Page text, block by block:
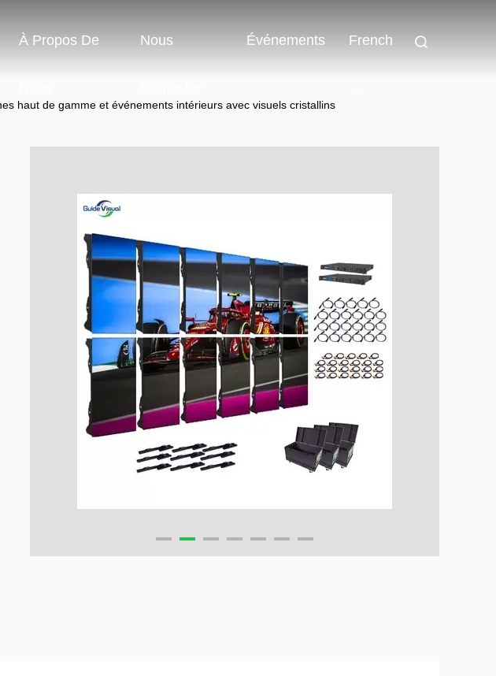
À Propos De Nous Événements French
haut de gamme et événements intérieurs avec visuels cristallins